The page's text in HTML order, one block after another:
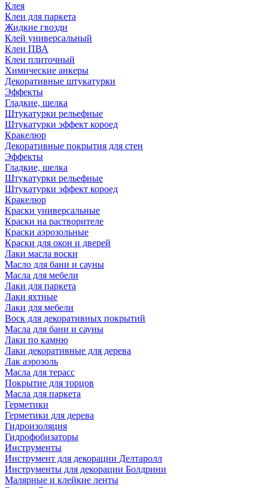
Клея
Клеи для паркета
Жидкие гвозди
Клей универсальный
Клеи ПВА
Клеи плиточный
Химические анкеры
Декоративные штукатурки
Эффекты
Гладкие, шелка
Штукатурки рельефные
Штукатурки эффект короед
Кракелюр
Декоративные покрытия для стен
Эффекты
Гладкие, шелка
Штукатурки рельефные
Штукатурки эффект короед
Кракелюр
Краски универсальные
Краски на растворителе
Краски аэрозольные
Краски для окон и дверей
Лаки масла воски
Масло для бани и сауны
Масла для мебели
Лаки для паркета
Лаки яхтные
Лаки для мебели
Воск для декоративных покрытий
Масла для бани и сауны
Лаки по камню
Лаки декоративные для дерева
Лак аэрозоль
Масла для терасс
Покрытие для торцов
Масла для паркета
Герметики
Герметики для дерева
Гидроизоляция
Гидрофобизаторы
Инструменты
Инструмент для декорации Делтаролл
Инструменты для декорации Болдрини
Малярные и клейкие ленты